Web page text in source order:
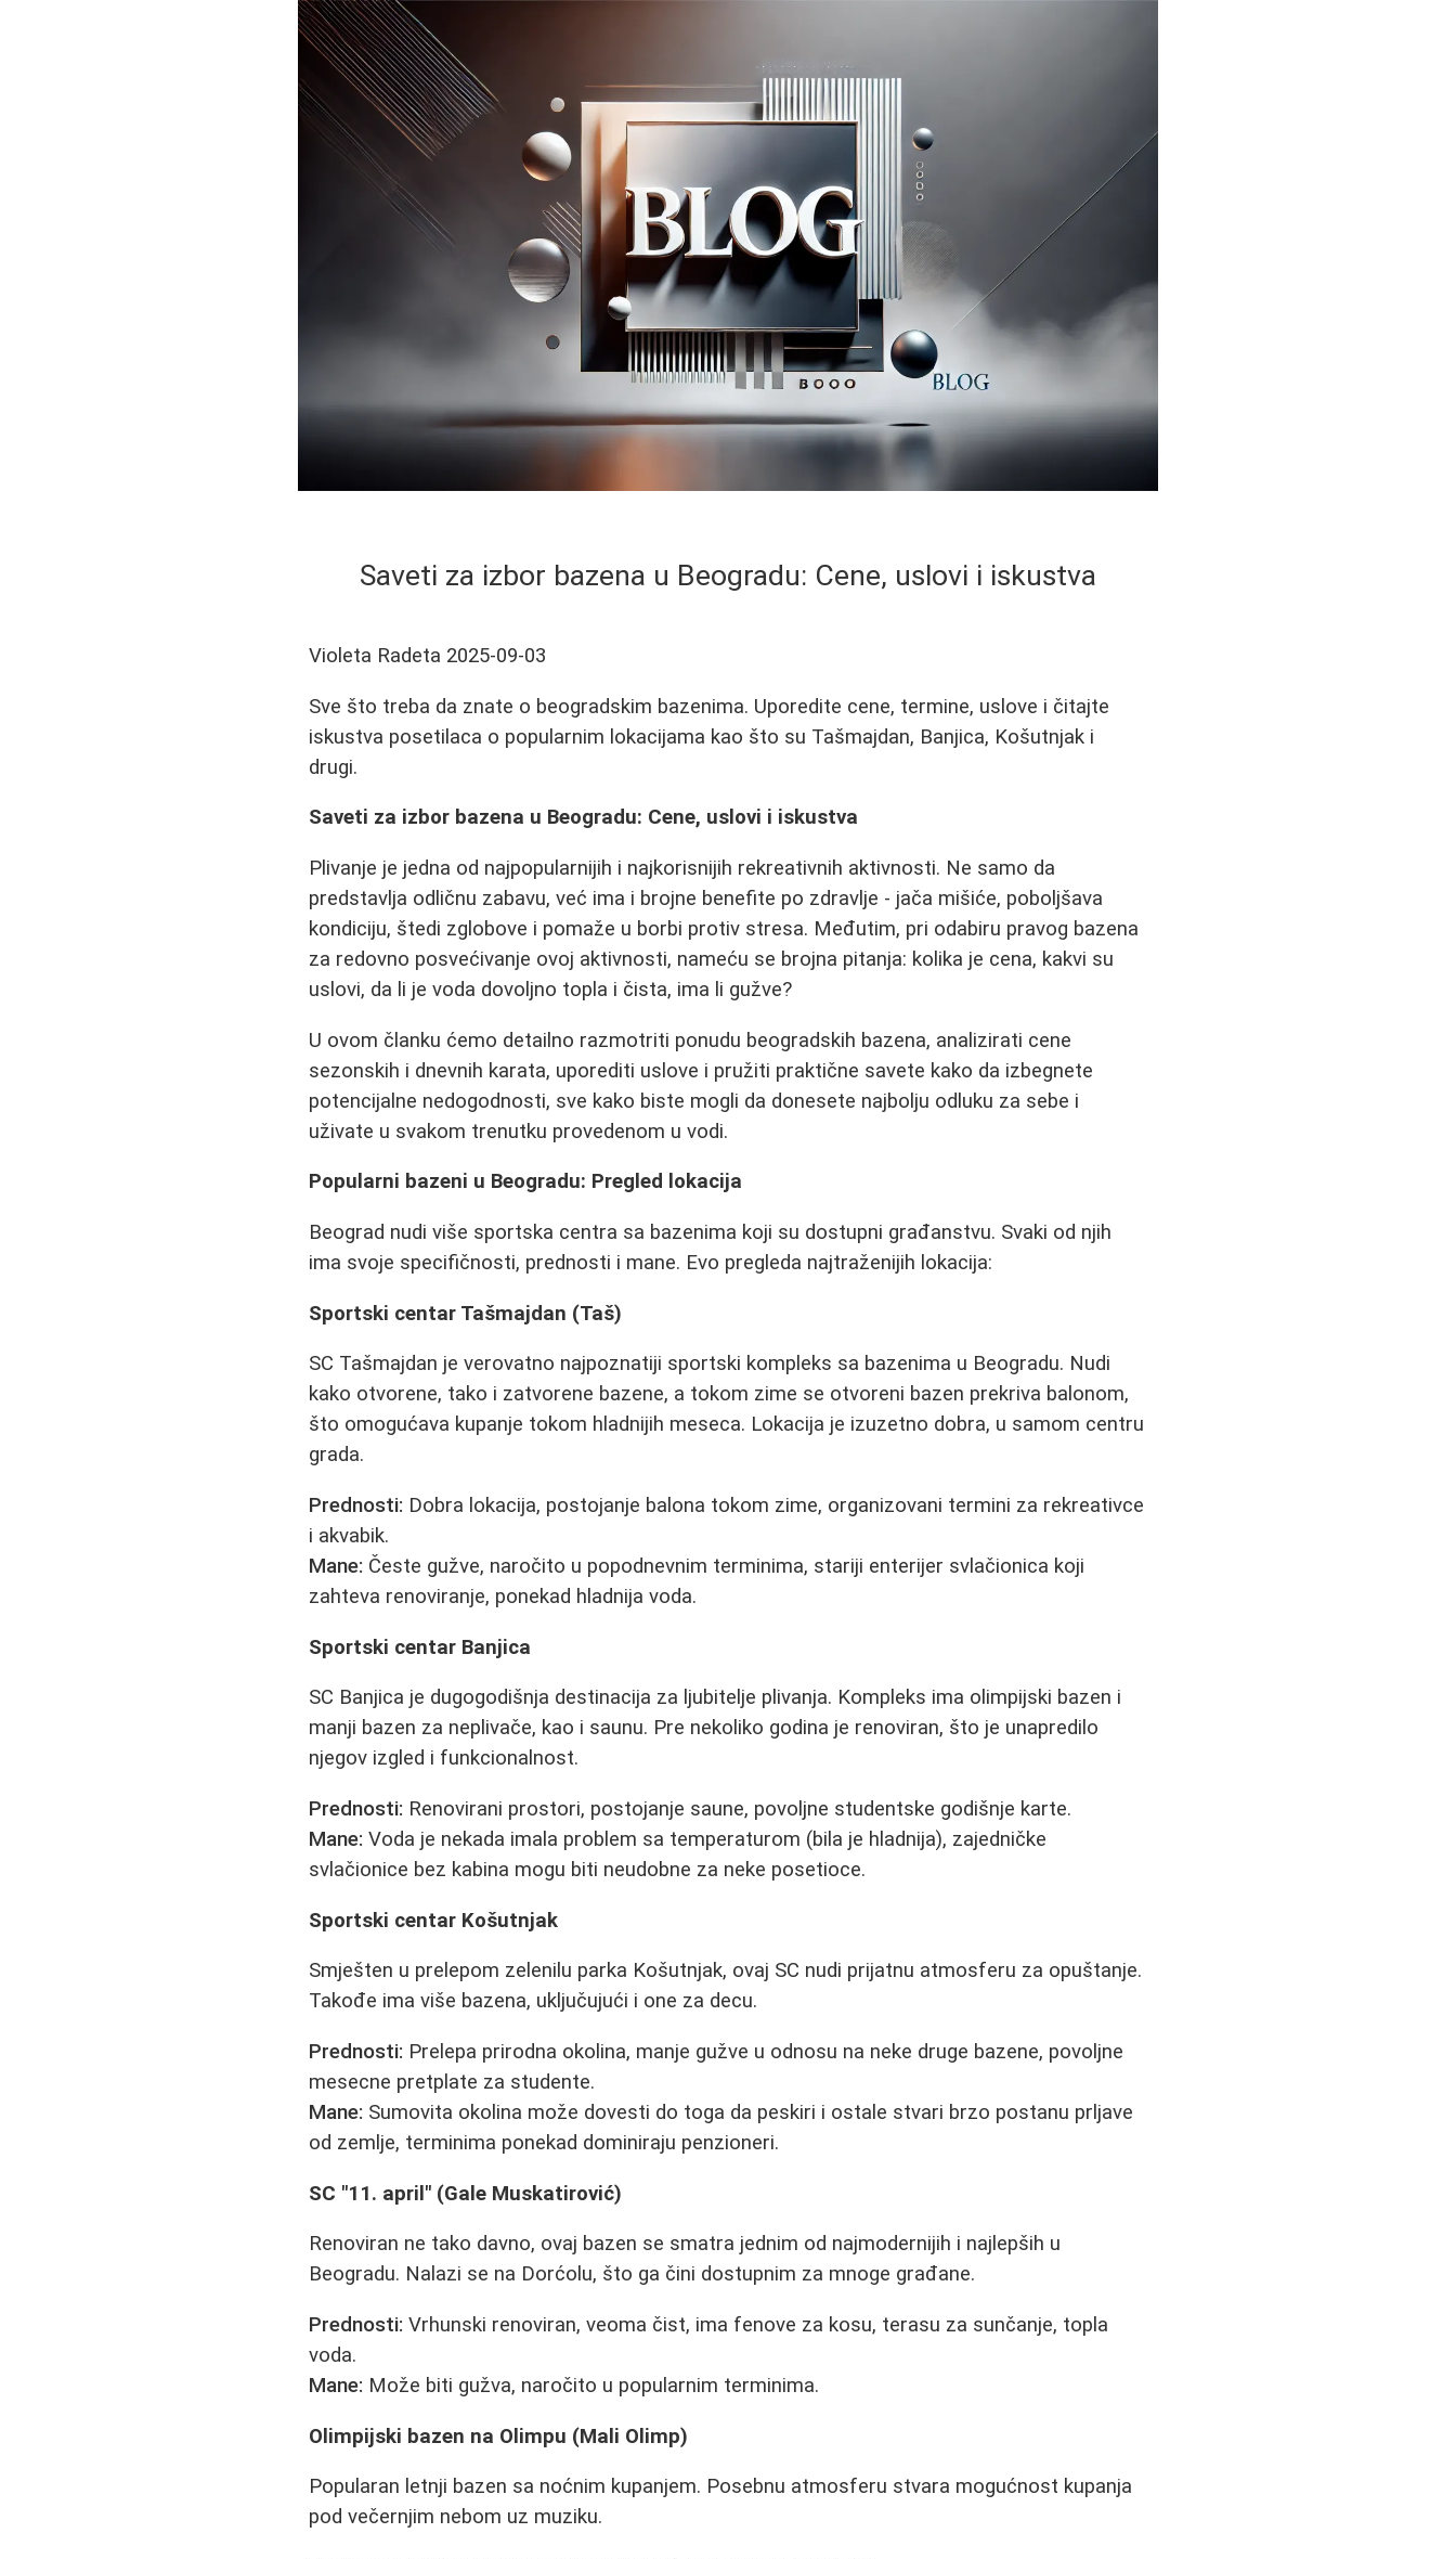
Saveti za izbor bazena u Beogradu: Cene, uslovi i iskustva
Violeta Radeta 2025-09-03
Sve što treba da znate o beogradskim bazenima. Uporedite cene, termine, uslove i čitajte
iskustva posetilaca o popularnim lokacijama kao što su Tašmajdan, Banjica, Košutnjak i
drugi.
Saveti za izbor bazena u Beogradu: Cene, uslovi i iskustva
Plivanje je jedna od najpopularnijih i najkorisnijih rekreativnih aktivnosti. Ne samo da
predstavlja odličnu zabavu, već ima i brojne benefite po zdravlje - jača mišiće, poboljšava
kondiciju, štedi zglobove i pomaže u borbi protiv stresa. Međutim, pri odabiru pravog bazena
za redovno posvećivanje ovoj aktivnosti, nameću se brojna pitanja: kolika je cena, kakvi su
uslovi, da li je voda dovoljno topla i čista, ima li gužve?
U ovom članku ćemo detailno razmotriti ponudu beogradskih bazena, analizirati cene
sezonskih i dnevnih karata, uporediti uslove i pružiti praktične savete kako da izbegnete
potencijalne nedogodnosti, sve kako biste mogli da donesete najbolju odluku za sebe i
uživate u svakom trenutku provedenom u vodi.
Popularni bazeni u Beogradu: Pregled lokacija
Beograd nudi više sportska centra sa bazenima koji su dostupni građanstvu. Svaki od njih
ima svoje specifičnosti, prednosti i mane. Evo pregleda najtraženijih lokacija:
Sportski centar Tašmajdan (Taš)
SC Tašmajdan je verovatno najpoznatiji sportski kompleks sa bazenima u Beogradu. Nudi
kako otvorene, tako i zatvorene bazene, a tokom zime se otvoreni bazen prekriva balonom,
što omogućava kupanje tokom hladnijih meseca. Lokacija je izuzetno dobra, u samom centru
grada.
Prednosti: Dobra lokacija, postojanje balona tokom zime, organizovani termini za rekreativce
i akvabik.
Mane: Česte gužve, naročito u popodnevnim terminima, stariji enterijer svlačionica koji
zahteva renoviranje, ponekad hladnija voda.
Sportski centar Banjica
SC Banjica je dugogodišnja destinacija za ljubitelje plivanja. Kompleks ima olimpijski bazen i
manji bazen za neplivače, kao i saunu. Pre nekoliko godina je renoviran, što je unapredilo
njegov izgled i funkcionalnost.
Prednosti: Renovirani prostori, postojanje saune, povoljne studentske godišnje karte.
Mane: Voda je nekada imala problem sa temperaturom (bila je hladnija), zajedničke
svlačionice bez kabina mogu biti neudobne za neke posetioce.
Sportski centar Košutnjak
Smješten u prelepom zelenilu parka Košutnjak, ovaj SC nudi prijatnu atmosferu za opuštanje.
Takođe ima više bazena, uključujući i one za decu.
Prednosti: Prelepa prirodna okolina, manje gužve u odnosu na neke druge bazene, povoljne
mesecne pretplate za studente.
Mane: Sumovita okolina može dovesti do toga da peskiri i ostale stvari brzo postanu prljave
od zemlje, terminima ponekad dominiraju penzioneri.
SC "11. april" (Gale Muskatirović)
Renoviran ne tako davno, ovaj bazen se smatra jednim od najmodernijih i najlepših u
Beogradu. Nalazi se na Dorćolu, što ga čini dostupnim za mnoge građane.
Prednosti: Vrhunski renoviran, veoma čist, ima fenove za kosu, terasu za sunčanje, topla
voda.
Mane: Može biti gužva, naročito u popularnim terminima.
Olimpijski bazen na Olimpu (Mali Olimp)
Popularan letnji bazen sa noćnim kupanjem. Posebnu atmosferu stvara mogućnost kupanja
pod večernjim nebom uz muziku.